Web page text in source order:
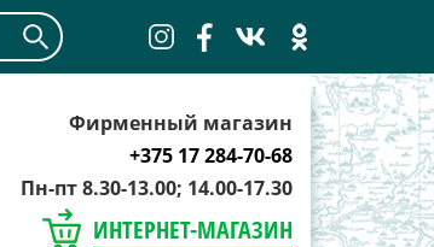
Фирменный магазин
+375 17 284-70-68
Пн-пт 8.30-13.00; 14.00-17.30
ИНТЕРНЕТ-МАГАЗИН